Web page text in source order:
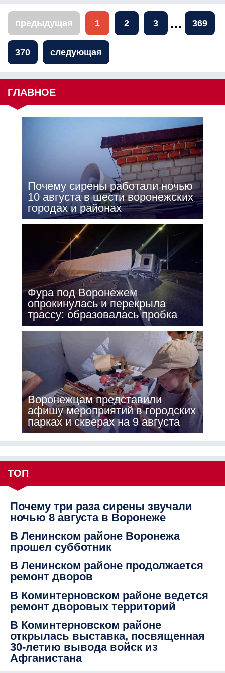
предыдущая 1 2 3 ... 369
370 следующая
ГЛАВНОЕ
Почему сирены работали ночью
10 августа в шести воронежских
городах и районах
Фура под Воронежем
опрокинулась и перекрыла
трассу: образовалась пробка
Воронежцам представили
афишу мероприятий в городских
парках и скверах на 9 августа
ТОП
Почему три раза сирены звучали
ночью 8 августа в Воронеже
В Ленинском районе Воронежа
прошел субботник
В Ленинском районе продолжается
ремонт дворов
В Коминтерновском районе ведется
ремонт дворовых территорий
В Коминтерновском районе
открылась выставка, посвященная
30-летию вывода войск из
Афганистана